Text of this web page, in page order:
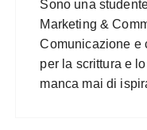
Sono una
Marketing &
Comunicazione e
per la scrittura e
manca mai di